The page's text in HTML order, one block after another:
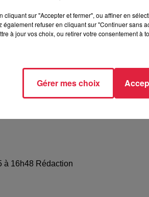
de prévention :
intérieur des piscines. Après
quelque chose. Puis le
autre incident où là effectivement, il
le cadre d'unebonne coopération
à 16h48 Rédaction
cliquant sur "Accepter et fermer", ou affiner en
également refuser en cliquant sur "Continuer sans
à jour vos choix, ou retirer votre consentement à
Gérer mes choix